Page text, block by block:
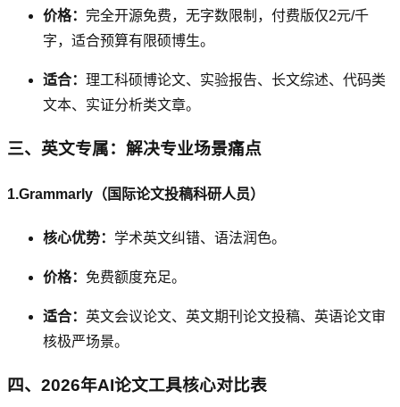
价格： 完全开源免费，无字数限制，付费版仅2元/千
字，适合预算有限硕博生。
适合： 理工科硕博论文、实验报告、长文综述、代码类
文本、实证分析类文章。
三、英文专属：解决专业场景痛点
1.Grammarly（国际论文投稿科研人员）
核心优势： 学术英文纠错、语法润色。
价格： 免费额度充足。
适合： 英文会议论文、英文期刊论文投稿、英语论文审
核极严场景。
四、2026年AI论文工具核心对比表